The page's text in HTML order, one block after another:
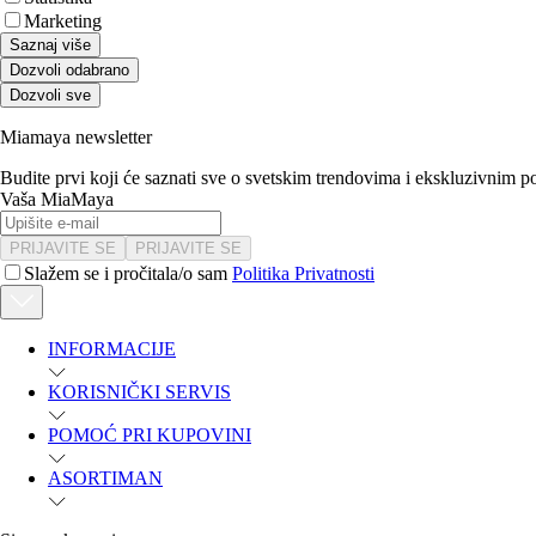
Marketing
Saznaj više
Dozvoli odabrano
Dozvoli sve
Miamaya newsletter
Budite prvi koji će saznati sve o svetskim trendovima i ekskluzivnim
Vaša MiaMaya
PRIJAVITE SE PRIJAVITE SE
Slažem se i pročitala/o sam Politika Privatnosti
INFORMACIJE
KORISNIČKI SERVIS
POMOĆ PRI KUPOVINI
ASORTIMAN